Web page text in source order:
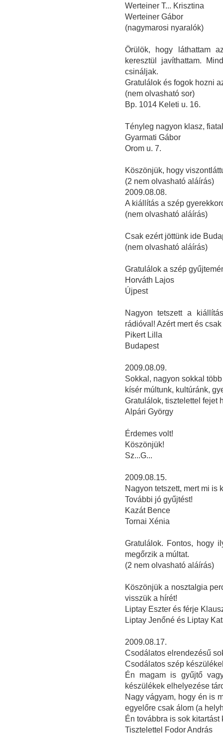
Werteiner T... Krisztina
Werteiner Gábor
(nagymarosi nyaralók)
Örülök, hogy láthattam
keresztül javíthattam.
csináljak.
Gratulálok és fogok hozni
(nem olvasható sor)
Bp. 1014 Keleti u. 16.
Tényleg nagyon klasz,
Gyarmati Gábor
Orom u. 7.
Köszönjük, hogy
(2 nem olvasható aláírás)
2009.08.08.
A kiállítás a szép
(nem olvasható aláírás)
Csak ezért jöttünk ide
(nem olvasható aláírás)
Gratulálok a szép
Horváth Lajos
Újpest
Nagyon tetszett a
rádióval! Azért mert és
Pikert Lilla
Budapest
2009.08.09.
Sokkal, nagyon sokkal
kísér múltunk, kultúránk,
Gratulálok, tisztelettel fejet
Alpári György
Érdemes volt!
Köszönjük!
Sz...G...
2009.08.15.
Nagyon tetszett, mert mi is
További jó gyűjtést!
Kazát Bence
Tornai Xénia
Gratulálok. Fontos, hogy
megőrzik a múltat.
(2 nem olvasható aláírás)
Köszönjük a nosztalgia
visszük a hírét!
Liptay Eszter és férje
Liptay Jenőné és Liptay
2009.08.17.
Csodálatos elrendezésű
Csodálatos szép
Én magam is gyűjtő
készülékek elhelyezése
Nagy vágyam, hogy én is
egyelőre csak álom (a
Én továbbra is sok
Tisztelettel Fodor András